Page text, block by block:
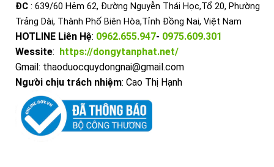
ĐC : 639/60 Hẻm 62, Đường Nguyễn Thái Học,Tổ 20, Phường
Trảng Dài, Thành Phố Biên Hòa,Tỉnh Đồng Nai, Việt Nam
HOTLINE Liên Hệ: 0962.655.947- 0975.609.301
Wessite: https://dongytanphat.net/
Gmail: thaoduocquydongnai@gmail.com
Người chịu trách nhiệm: Cao Thị Hạnh